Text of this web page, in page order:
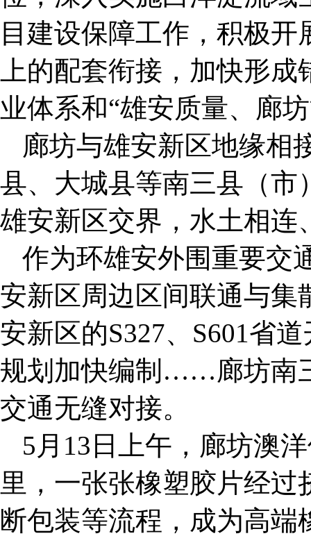
目建设保障工作，积极
上的配套衔接，加快形
业体系和“雄安质量、廊
廊坊与雄安新区地缘相
县、大城县等南三县（市
雄安新区交界，水土相连
作为环雄安外围重要交
安新区周边区间联通与集
安新区的S327、S601省
规划加快编制……廊坊南
交通无缝对接。
5月13日上午，廊坊澳
里，一张张橡塑胶片经
断包装等流程，成为高端